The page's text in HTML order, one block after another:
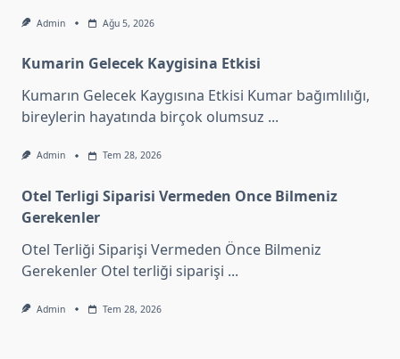
Admin Ağu 5, 2026
Kumarin Gelecek Kaygisina Etkisi
Kumarın Gelecek Kaygısına Etkisi Kumar bağımlılığı,
bireylerin hayatında birçok olumsuz ...
Admin Tem 28, 2026
Otel Terligi Siparisi Vermeden Once Bilmeniz
Gerekenler
Otel Terliği Siparişi Vermeden Önce Bilmeniz
Gerekenler Otel terliği siparişi ...
Admin Tem 28, 2026